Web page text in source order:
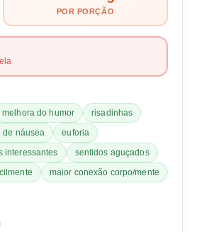
POR PORÇÃO
melhora do humor
risadinhas
de náusea
euforia
interessantes
sentidos aguçados
maior conexão corpo/mente